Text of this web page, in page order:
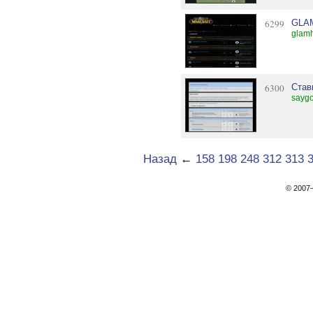
6299
6300
Назад ← 158 198 248 312 313
©